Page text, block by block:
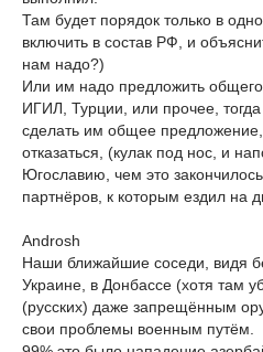
Там будет порядок только в
включить в состав РФ, и
нам надо?)
Или им надо предложить
ИГИЛ, Турции, или прочее,
сделать им общее предложение,
отказаться, (кулак под нос, и
Югославию, чем это
партнёров, к которым ездил на
Androsh
Наши ближайшие соседи, видя
Украине, в Донбассе (хотя там
(русских) даже запрещённым
свои проблемы военным путём.